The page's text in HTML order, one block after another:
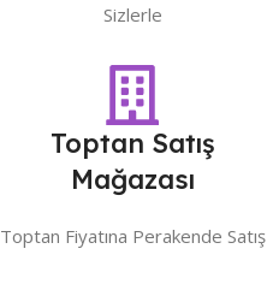
Sizlerle
Toptan Satış
Mağazası
Toptan Fiyatına Perakende Satış